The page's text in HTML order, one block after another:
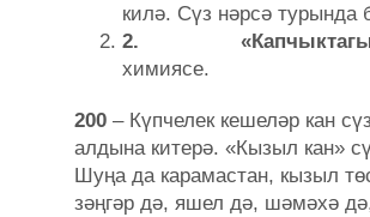
килә. Сүз нәрсә турында
2.
химиясе.
200 – Күпчелек кешеләр кан
алдына китерә. «Кызыл кан»
Шуңа да карамастан, кызыл
зәңгәр дә, яшел дә, шәмәхә